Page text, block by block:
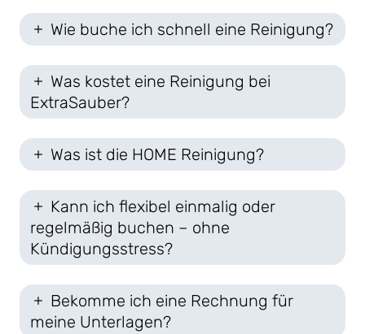
Wie buche ich schnell eine Reinigung?
Was kostet eine Reinigung bei
ExtraSauber?
Was ist die HOME Reinigung?
Kann ich flexibel einmalig oder
regelmäßig buchen – ohne
Kündigungsstress?
Bekomme ich eine Rechnung für
meine Unterlagen?